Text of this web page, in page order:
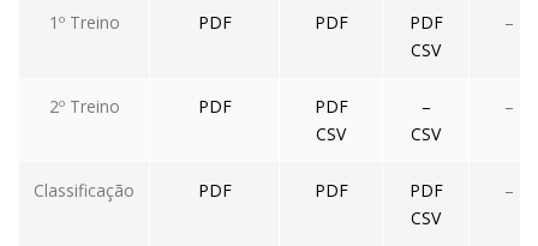
1º Treino PDF PDF
PDF
CSV
–
2º Treino PDF
PDF
CSV
–
CSV
–
Classificação PDF PDF
PDF
CSV
–